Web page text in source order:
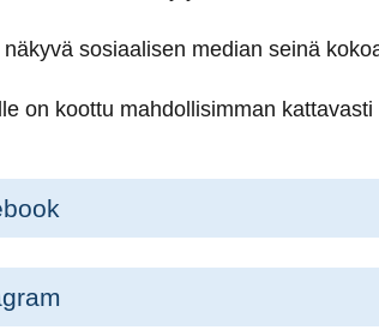
sosiaalisen median seinä
on koottu mahdollisimman